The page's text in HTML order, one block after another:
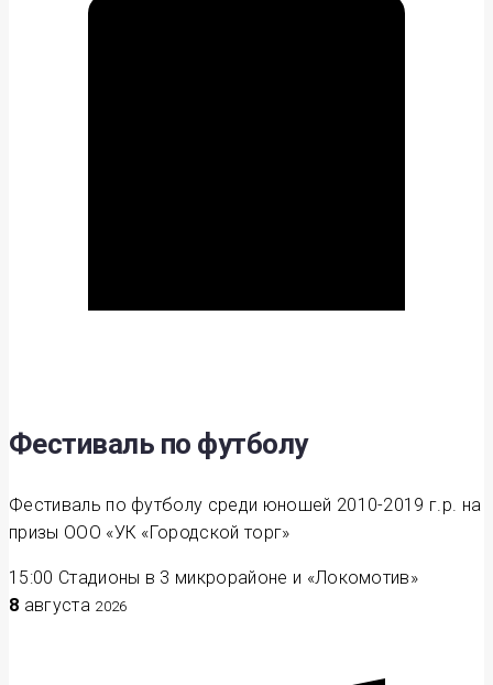
Фестиваль по футболу
Фестиваль по футболу среди юношей 2010-2019 г.р. на
призы ООО «УК «Городской торг»
15:00 Стадионы в 3 микрорайоне и «Локомотив»
8 августа 2026